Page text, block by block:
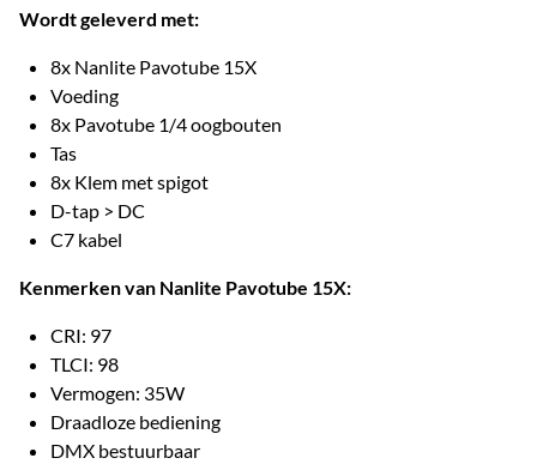
Wordt geleverd met:
8x Nanlite Pavotube 15X
Voeding
8x Pavotube 1/4 oogbouten
Tas
8x Klem met spigot
D-tap > DC
C7 kabel
Kenmerken van Nanlite Pavotube 15X:
CRI: 97
TLCI: 98
Vermogen: 35W
Draadloze bediening
DMX bestuurbaar